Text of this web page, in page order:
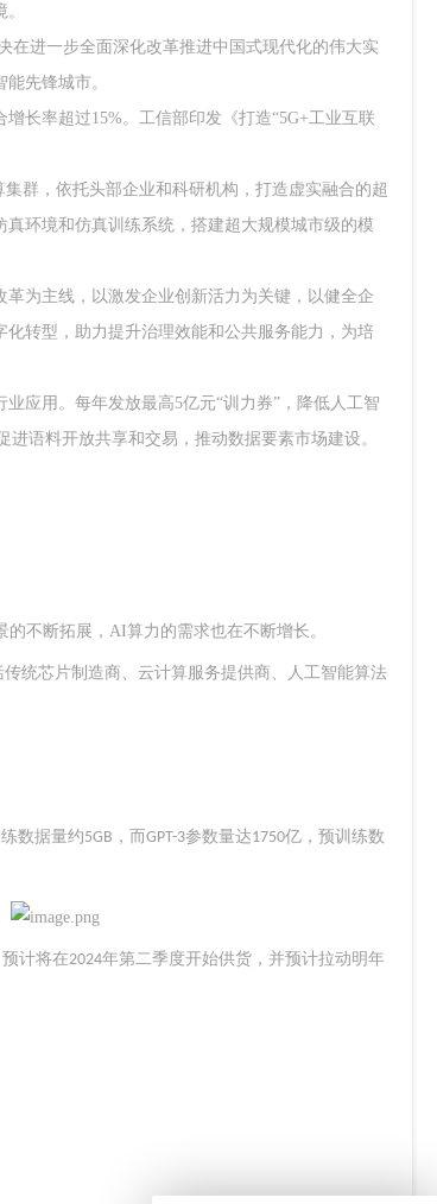
在进一步全面深化改革推进中国式现代化的伟大实
先锋城市。
长率超过15%。工信部印发《打造“5G+工业互联
群，依托头部企业和科研机构，打造虚实融合的超
环境和仿真训练系统，搭建超大规模城市级的模
为主线，以激发企业创新活力为关键，以健全企
转型，助力提升治理效能和公共服务能力，为培
应用。每年发放最高5亿元“训力券”，降低人工智
语料开放共享和交易，推动数据要素市场建设。
不断拓展， AI算力的需求也在不断增长。
统芯片制造商、云计算服务提供商、人工智能算法
数据量约5GB ，而GPT-3参数量达1750亿，预训练数
预计将在2024年第二季度开始供货，并预计拉动明年